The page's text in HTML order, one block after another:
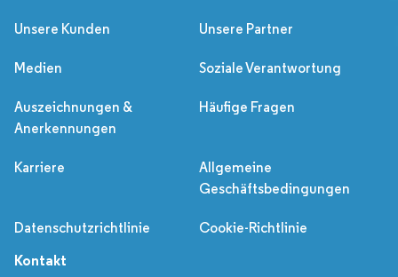
Unsere Kunden Unsere Partner
Medien Soziale Verantwortung
Auszeichnungen &
Anerkennungen
Häufige Fragen
Karriere
Allgemeine
Geschäftsbedingungen
Datenschutzrichtlinie Cookie-Richtlinie
Kontakt